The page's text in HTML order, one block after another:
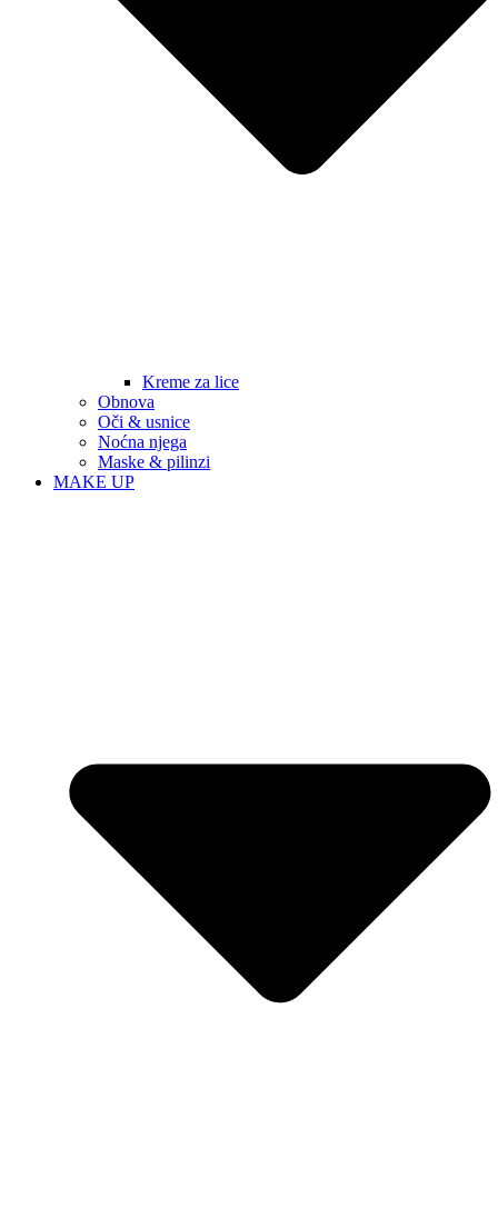
Kreme za lice
Obnova
Oči & usnice
Noćna njega
Maske & pilinzi
MAKE UP